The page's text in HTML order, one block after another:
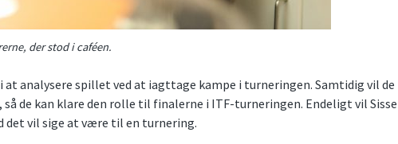
der stod i caféen.
at analysere spillet ved at iagttage kampe i turneringen. Samtidig vil de
de kan klare den rolle til finalerne i ITF-turneringen. Endeligt vil Sisse
det vil sige at være til en turnering.